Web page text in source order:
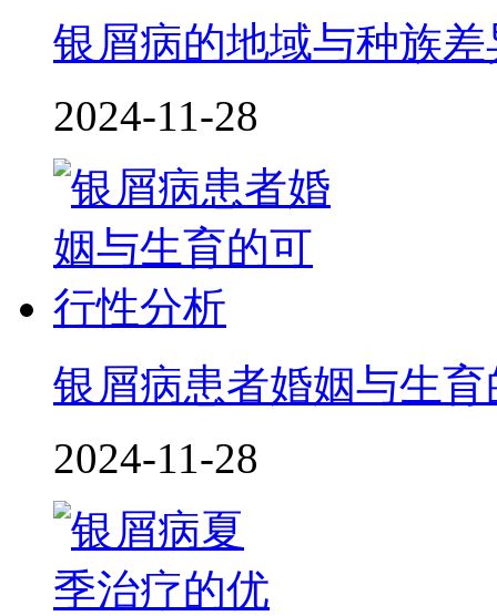
银屑病的地域与种族
2024-11-28
银屑病患者婚姻与生
2024-11-28